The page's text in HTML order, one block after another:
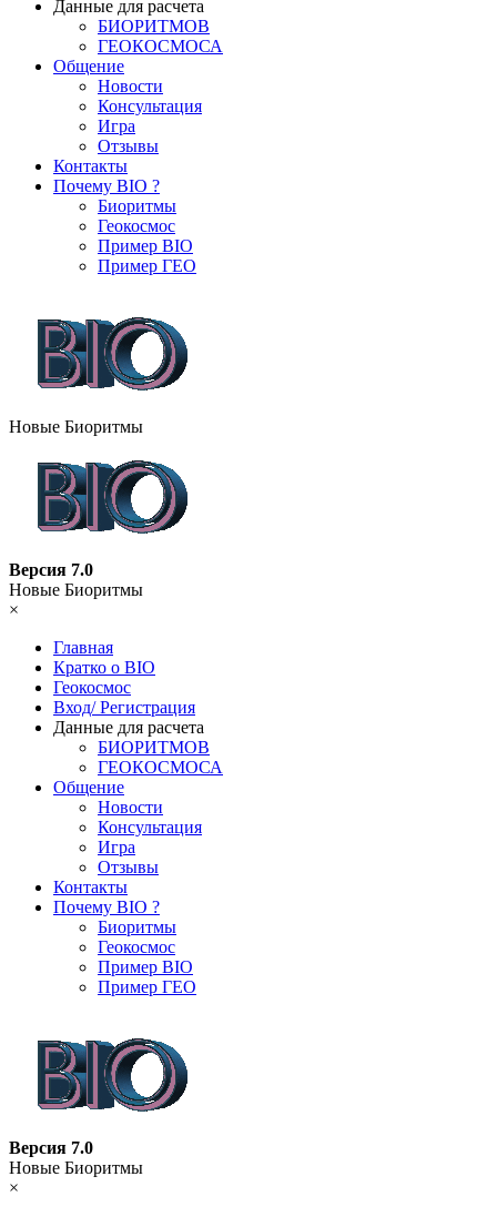
Данные для расчета
БИОРИТМОВ
ГЕОКОСМОСА
Общение
Новости
Консультация
Игра
Отзывы
Контакты
Почему BIO ?
Биоритмы
Геокосмос
Пример BIO
Пример ГЕО
Новые Биоритмы
Версия 7.0
Новые Биоритмы
×
Главная
Кратко о BIO
Геокосмос
Вход/ Регистрация
Данные для расчета
БИОРИТМОВ
ГЕОКОСМОСА
Общение
Новости
Консультация
Игра
Отзывы
Контакты
Почему BIO ?
Биоритмы
Геокосмос
Пример BIO
Пример ГЕО
Версия 7.0
Новые Биоритмы
×